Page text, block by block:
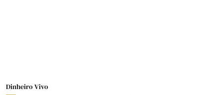
Dinheiro Vivo